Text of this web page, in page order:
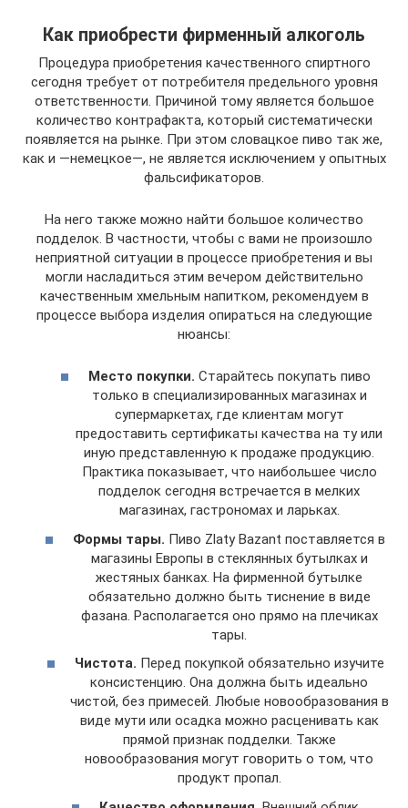
Как приобрести фирменный алкоголь
Процедура приобретения качественного спиртного
сегодня требует от потребителя предельного уровня
ответственности. Причиной тому является большое
количество контрафакта, который систематически
появляется на рынке. При этом словацкое пиво так же,
как и —немецкое—, не является исключением у опытных
фальсификаторов.
На него также можно найти большое количество
подделок. В частности, чтобы с вами не произошло
неприятной ситуации в процессе приобретения и вы
могли насладиться этим вечером действительно
качественным хмельным напитком, рекомендуем в
процессе выбора изделия опираться на следующие
нюансы:
Место покупки. Старайтесь покупать пиво
только в специализированных магазинах и
супермаркетах, где клиентам могут
предоставить сертификаты качества на ту или
иную представленную к продаже продукцию.
Практика показывает, что наибольшее число
подделок сегодня встречается в мелких
магазинах, гастрономах и ларьках.
Формы тары. Пиво Zlaty Bazant поставляется в
магазины Европы в стеклянных бутылках и
жестяных банках. На фирменной бутылке
обязательно должно быть тиснение в виде
фазана. Располагается оно прямо на плечиках
тары.
Чистота. Перед покупкой обязательно изучите
консистенцию. Она должна быть идеально
чистой, без примесей. Любые новообразования в
виде мути или осадка можно расценивать как
прямой признак подделки. Также
новообразования могут говорить о том, что
продукт пропал.